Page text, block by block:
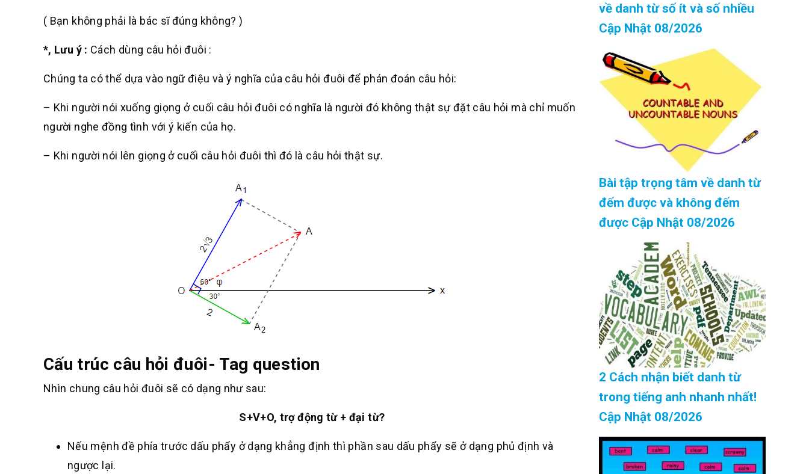
( Bạn không phải là bác sĩ đúng không? )
*, Lưu ý : Cách dùng câu hỏi đuôi :
Chúng ta có thể dựa vào ngữ điệu và ý nghĩa của câu hỏi đuôi để phán đoán câu hỏi:
– Khi người nói xuống giọng ở cuối câu hỏi đuôi có nghĩa là người đó không thật sựđặt câu hỏi mà chỉ muốn
người nghe đồng tình với ý kiến của họ.
– Khi người nói lên giọng ở cuối câu hỏi đuôi thì đó là câu hỏi thật sự.
Cấu trúc câu hỏi đuôi- Tag question
Nhìn chung câu hỏi đuôi sẽ có dạng như sau:
S+V+O, trợ động từ + đại từ?
Nếu mệnh đề phía trước dấu phẩy ở dạng khẳng định thì phần sau dấu phẩy sẽ ở dạng phủ định và
ngược lại.
về danh từ số ít và số nhiều
Cập Nhật 08/2026
Bài tập trọng tâm về danh từ
đếm được và không đếm
được Cập Nhật 08/2026
2 Cách nhận biết danh từ
trong tiếng anh nhanh nhất!
Cập Nhật 08/2026